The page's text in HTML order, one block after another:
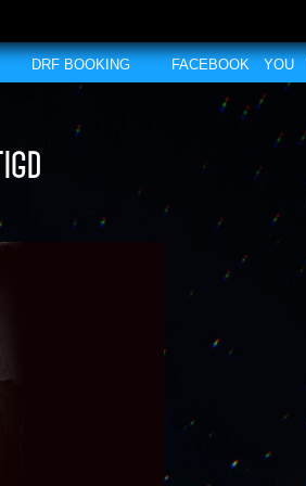
DRF BOOKING FACEBOOK YOU